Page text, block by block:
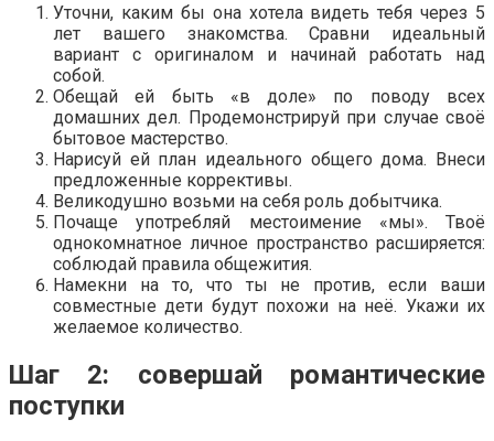
Уточни, каким бы она хотела видеть тебя через 5
лет вашего знакомства. Сравни идеальный
вариант с оригиналом и начинай работать над
собой.
Обещай ей быть «в доле» по поводу всех
домашних дел. Продемонстрируй при случае своё
бытовое мастерство.
Нарисуй ей план идеального общего дома. Внеси
предложенные коррективы.
Великодушно возьми на себя роль добытчика.
Почаще употребляй местоимение «мы». Твоё
однокомнатное личное пространство расширяется:
соблюдай правила общежития.
Намекни на то, что ты не против, если ваши
совместные дети будут похожи на неё. Укажи их
желаемое количество.
Шаг 2: совершай романтические
поступки